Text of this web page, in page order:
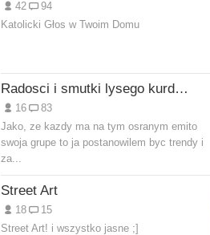
42
94
Katolicki Głos w Twoim Domu
Radosci i smutki lysego kurdupla
16
83
Jako, ze kazdy ma na tym osranym emito
swoja grupe to ja postanowilem byc trendy i
za...
Street Art
18
15
Street Art! i wszystko jasne ;]